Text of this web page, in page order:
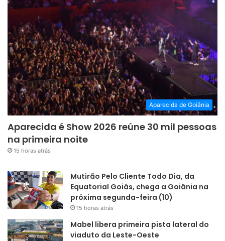
Aparecida de Goiânia
Aparecida é Show 2026 reúne 30 mil pessoas
na primeira noite
15 horas atrás
Mutirão Pelo Cliente Todo Dia, da
Equatorial Goiás, chega a Goiânia na
próxima segunda-feira (10)
15 horas atrás
Mabel libera primeira pista lateral do
viaduto da Leste-Oeste